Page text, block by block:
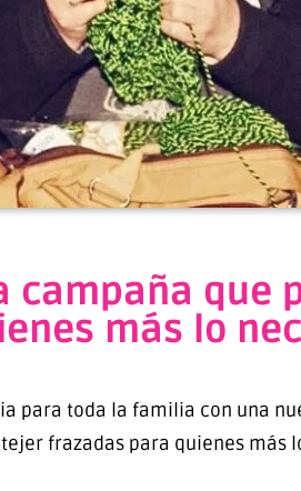
campaña que
más lo
para toda la familia con una
frazadas para quienes más